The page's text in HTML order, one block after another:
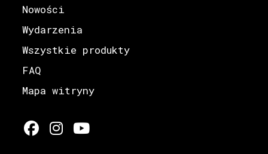
Nowości
Wydarzenia
Wszystkie produkty
FAQ
Mapa witryny